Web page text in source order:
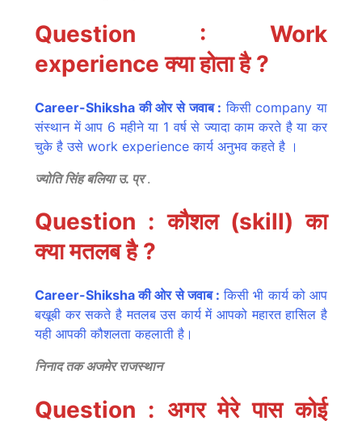
Question : Work
experience क्या होता है ?
Career-Shiksha की ओर से जवाब : किसी company या
संस्थान में आप 6 महीने या 1 वर्ष से ज्यादा काम करते है या कर
चुके है उसे work experience कार्य अनुभव कहते है ।
ज्योति सिंह बलिया उ. प्र.
Question : कौशल (skill) का
क्या मतलब है ?
Career-Shiksha की ओर से जवाब : किसी भी कार्य को आप
बखूबी कर सकते है मतलब उस कार्य में आपको महारत हासिल है
यही आपकी कौशलता कहलाती है।
निनाद तक अजमेर राजस्थान
Question : अगर मेरे पास कोई